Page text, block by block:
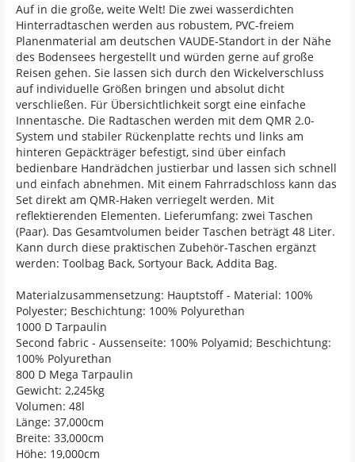
Auf in die große, weite Welt! Die zwei wasserdichten
Hinterradtaschen werden aus robustem, PVC-freiem
Planenmaterial am deutschen VAUDE-Standort in der Nähe
des Bodensees hergestellt und würden gerne auf große
Reisen gehen. Sie lassen sich durch den Wickelverschluss
auf individuelle Größen bringen und absolut dicht
verschließen. Für Übersichtlichkeit sorgt eine einfache
Innentasche. Die Radtaschen werden mit dem QMR 2.0-
System und stabiler Rückenplatte rechts und links am
hinteren Gepäckträger befestigt, sind über einfach
bedienbare Handrädchen justierbar und lassen sich schnell
und einfach abnehmen. Mit einem Fahrradschloss kann das
Set direkt am QMR-Haken verriegelt werden. Mit
reflektierenden Elementen. Lieferumfang: zwei Taschen
(Paar). Das Gesamtvolumen beider Taschen beträgt 48 Liter.
Kann durch diese praktischen Zubehör-Taschen ergänzt
werden: Toolbag Back, Sortyour Back, Addita Bag.
Materialzusammensetzung: Hauptstoff - Material: 100%
Polyester; Beschichtung: 100% Polyurethan
1000 D Tarpaulin
Second fabric - Aussenseite: 100% Polyamid; Beschichtung:
100% Polyurethan
800 D Mega Tarpaulin
Gewicht: 2,245kg
Volumen: 48l
Länge: 37,000cm
Breite: 33,000cm
Höhe: 19,000cm